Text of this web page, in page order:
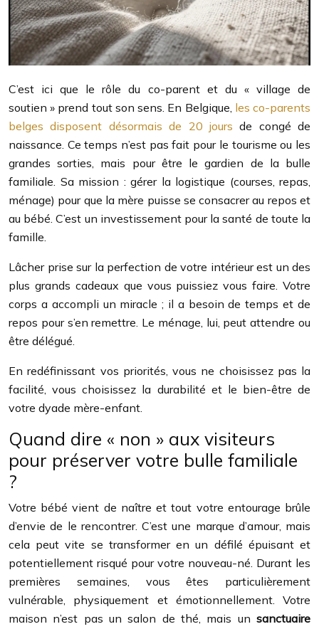
C’est ici que le rôle du co-parent et du « village de
soutien » prend tout son sens. En Belgique, les co-parents
belges disposent désormais de 20 jours de congé de
naissance. Ce temps n’est pas fait pour le tourisme ou les
grandes sorties, mais pour être le gardien de la bulle
familiale. Sa mission : gérer la logistique (courses, repas,
ménage) pour que la mère puisse se consacrer au repos et
au bébé. C’est un investissement pour la santé de toute la
famille.
Lâcher prise sur la perfection de votre intérieur est un des
plus grands cadeaux que vous puissiez vous faire. Votre
corps a accompli un miracle ; il a besoin de temps et de
repos pour s’en remettre. Le ménage, lui, peut attendre ou
être délégué.
En redéfinissant vos priorités, vous ne choisissez pas la
facilité, vous choisissez la durabilité et le bien-être de
votre dyade mère-enfant.
Quand dire « non » aux visiteurs
pour préserver votre bulle familiale
?
Votre bébé vient de naître et tout votre entourage brûle
d’envie de le rencontrer. C’est une marque d’amour, mais
cela peut vite se transformer en un défilé épuisant et
potentiellement risqué pour votre nouveau-né. Durant les
premières semaines, vous êtes particulièrement
vulnérable, physiquement et émotionnellement. Votre
maison n’est pas un salon de thé, mais un sanctuaire